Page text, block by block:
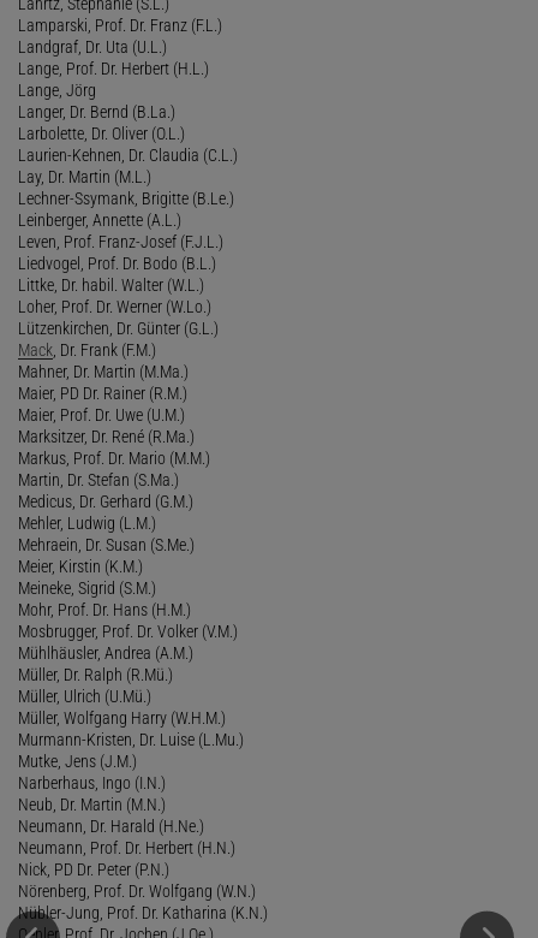
Lamparski, Prof. Dr. Franz (F.L.)
Landgraf, Dr. Uta (U.L.)
Lange, Prof. Dr. Herbert (H.L.)
Lange, Jörg
Langer, Dr. Bernd (B.La.)
Larbolette, Dr. Oliver (O.L.)
Laurien-Kehnen, Dr. Claudia (C.L.)
Lay, Dr. Martin (M.L.)
Lechner-Ssymank, Brigitte (B.Le.)
Leinberger, Annette (A.L.)
Leven, Prof. Franz-Josef (F.J.L.)
Liedvogel, Prof. Dr. Bodo (B.L.)
Littke, Dr. habil. Walter (W.L.)
Loher, Prof. Dr. Werner (W.Lo.)
Lützenkirchen, Dr. Günter (G.L.)
Mack , Dr. Frank (F.M.)
Mahner, Dr. Martin (M.Ma.)
Maier, PD Dr. Rainer (R.M.)
Maier, Prof. Dr. Uwe (U.M.)
Marksitzer, Dr. René (R.Ma.)
Markus, Prof. Dr. Mario (M.M.)
Martin, Dr. Stefan (S.Ma.)
Medicus, Dr. Gerhard (G.M.)
Mehler, Ludwig (L.M.)
Mehraein, Dr. Susan (S.Me.)
Meier, Kirstin (K.M.)
Meineke, Sigrid (S.M.)
Mohr, Prof. Dr. Hans (H.M.)
Mosbrugger, Prof. Dr. Volker (V.M.)
Mühlhäusler, Andrea (A.M.)
Müller, Dr. Ralph (R.Mü.)
Müller, Ulrich (U.Mü.)
Müller, Wolfgang Harry (W.H.M.)
Murmann-Kristen, Dr. Luise (L.Mu.)
Mutke, Jens (J.M.)
Narberhaus, Ingo (I.N.)
Neub, Dr. Martin (M.N.)
Neumann, Dr. Harald (H.Ne.)
Neumann, Prof. Dr. Herbert (H.N.)
Nick, PD Dr. Peter (P.N.)
Nörenberg, Prof. Dr. Wolfgang (W.N.)
Nübler-Jung, Prof. Dr. Katharina (K.N.)
Oehler, Prof. Dr. Jochen (J.Oe.)